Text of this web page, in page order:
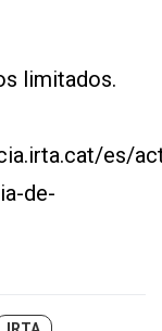
limitados.
es/
de-